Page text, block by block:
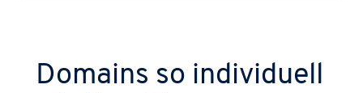
Domains so individuell